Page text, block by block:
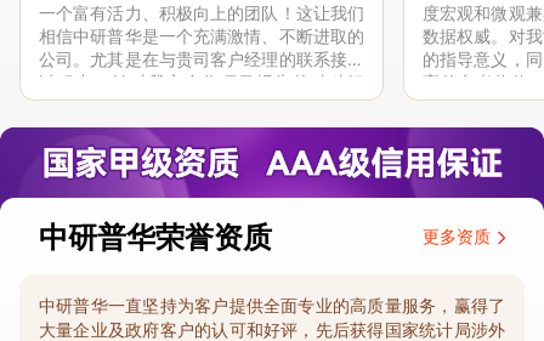
一个富有活力、积极向上的团队！这让我们
相信中研普华是一个充满激情、不断进取的
公司。尤其是在与贵司客户经理的联系接洽
过程中，针对我方合作项目报告的种种细
节，及时细致缜密地协助与项目部沟通、探
讨和完善...
度宏观和微观
数据权威。对
的指导意义，
高的参考价值
体化”服务和行
司继续...
中研普华荣誉资质 更多资质
中研普华一直坚持为客户提供全面专业的高质量服务，赢得了
大量企业及政府客户的认可和好评，先后获得国家统计局涉外